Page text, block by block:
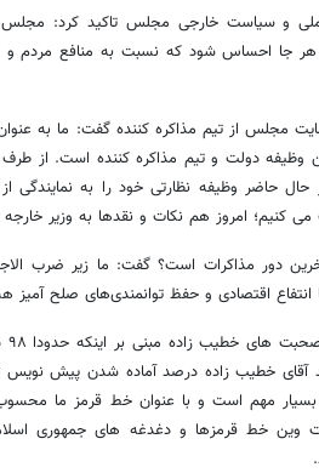
و سیاست خارجی مجلس تاکید کرد: مجلس
جا احساس شود که نسبت به منافع مردم و
مجلس از تیم مذاکره کننده گفت: ما به
وظیفه دولت ‌و تیم مذاکره کننده است. از
حاضر وظیفه نظارتی خود را به
کنیم؛ امروز هم نکات و نقدها به وزیر
آخرین دور مذاکرات است؟ گفت: ما زیر ضرب
انتفاع اقتصادی و حفظ توانمندی‌های صلح
آقای خطیب زاده درصد آماده شدن پیش نویس
مهم است و با عنوان خط قرمز ما
وین خط قرمزها و ‌دغدغه های جمهوری